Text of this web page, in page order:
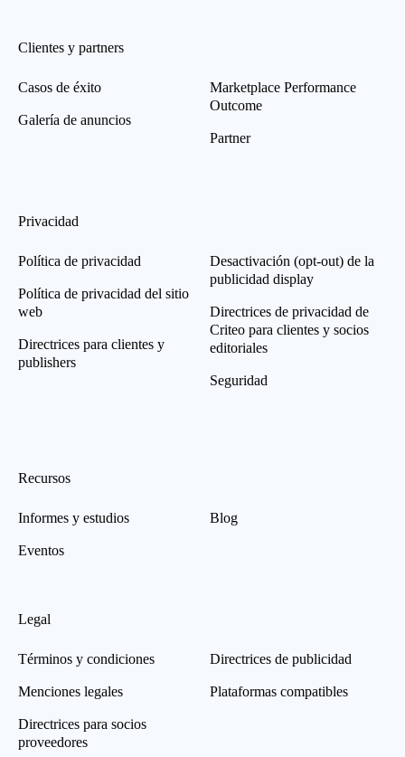
Clientes y partners
Casos de éxito
Galería de anuncios
Marketplace Performance
Outcome
Partner
Privacidad
Política de privacidad
Política de privacidad del sitio
web
Directrices para clientes y
publishers
Desactivación (opt-out) de la
publicidad display
Directrices de privacidad de
Criteo para clientes y socios
editoriales
Seguridad
Recursos
Informes y estudios
Eventos
Blog
Legal
Términos y condiciones
Menciones legales
Directrices para socios
proveedores
Directrices de publicidad
Plataformas compatibles